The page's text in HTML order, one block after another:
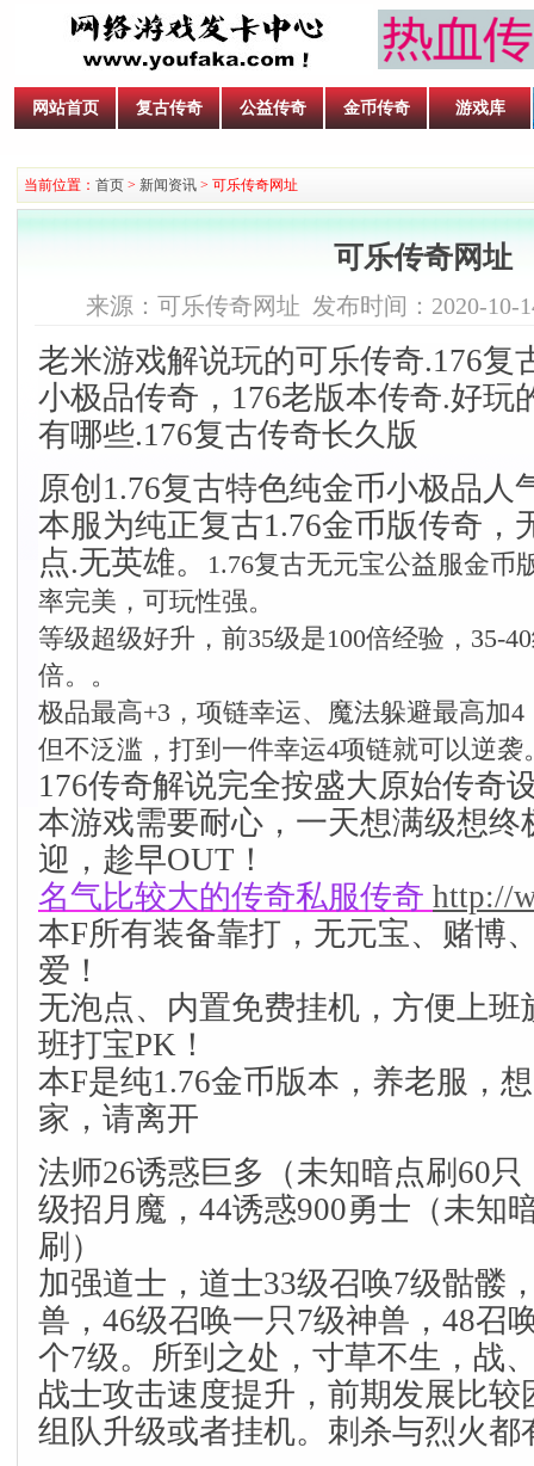
网站首页 复古传奇 公益传奇 金币传奇 游戏库
当前位置： 首页 > 新闻资讯 > 可乐传奇网址
可乐传奇网址
来源：可乐传奇网址 发布时间：2020-10-
老米游戏解说玩的可乐传奇.176复
小极品传奇，176老版本传奇.好玩
有哪些.176复古传奇长久版
原创1.76复古特色纯金币小极品人
本服为纯正复古1.76金币版传奇，
点.无英雄。
1.76复古无元宝公益服金币
率完美，可玩性强。
等级超级好升，前35级是100倍经验，35-
倍。。
极品最高+3，项链幸运、魔法躲避最高加
但不泛滥，打到一件幸运4项链就可以逆袭
176传奇解说完全按盛大原始传奇
本游戏需要耐心，一天想满级想终
迎，趁早OUT！
名气比较大的传奇私服传奇 http://
本F所有装备靠打，无元宝、赌博
爱！
无泡点、内置免费挂机，方便上班
班打宝PK！
本F是纯1.76金币版本，养老服，
家，请离开
法师26诱惑巨多（未知暗点刷60
级招月魔，44诱惑900勇士（未知
刷）
加强道士，道士33级召唤7级骷髅
兽，46级召唤一只7级神兽，48召
个7级。所到之处，寸草不生，战
战士攻击速度提升，前期发展比较
组队升级或者挂机。刺杀与烈火都